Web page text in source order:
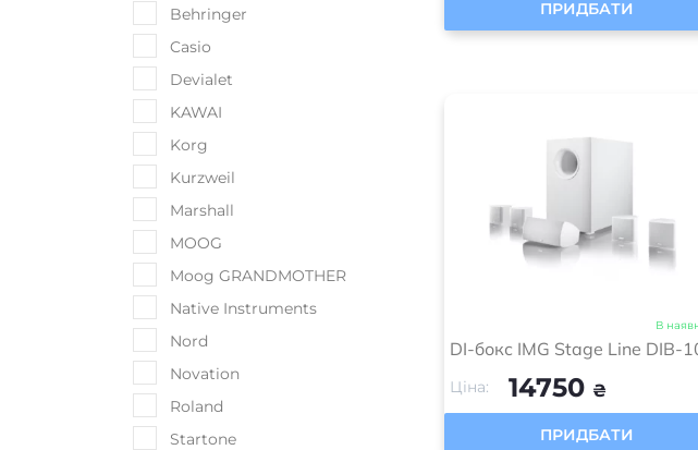
Behringer
Casio
Devialet
KAWAI
Korg
Kurzweil
Marshall
MOOG
Moog GRANDMOTHER
Native Instruments
Nord
Novation
Roland
Startone
ПРИДБАТИ
В
DI-бокс IMG Stage Line DIB-
Ціна: 14750 ₴
ПРИДБАТИ